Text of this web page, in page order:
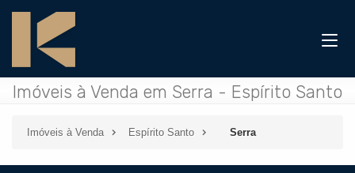
Imóveis à Venda em Serra - Espírito Santo
Imóveis à Venda Espírito Santo Serra